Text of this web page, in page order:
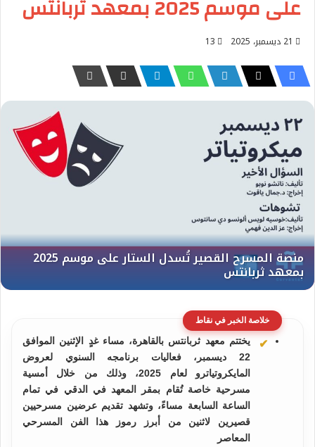
على موسم 2025 بمعهد ثربانتس
21 ديسمبر، 2025 13
خلاصة الخبر في نقاط
يختتم معهد ثربانتس بالقاهرة، مساء غدٍ الإثنين الموافق
22 ديسمبر، فعاليات برنامجه السنوي لعروض
المايكروتياترو لعام 2025، وذلك من خلال أمسية
مسرحية خاصة تُقام بمقر المعهد في الدقي في تمام
الساعة السابعة مساءً، وتشهد تقديم عرضين مسرحيين
قصيرين لاثنين من أبرز رموز هذا الفن المسرحي
المعاصر